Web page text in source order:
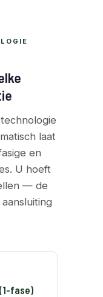
laat
en
U hoeft
— de
fase)